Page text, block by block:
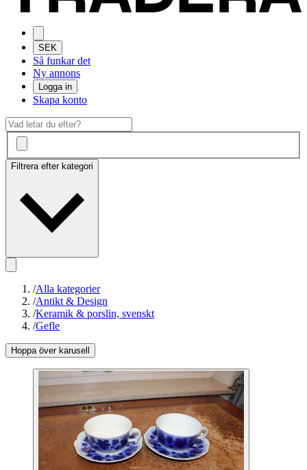
SEK
Så funkar det
Ny annons
Logga in
Skapa konto
Filtrera efter kategori
/Alla kategorier
/Antikt & Design
/Keramik & porslin, svenskt
/Gefle
Hoppa över karusell